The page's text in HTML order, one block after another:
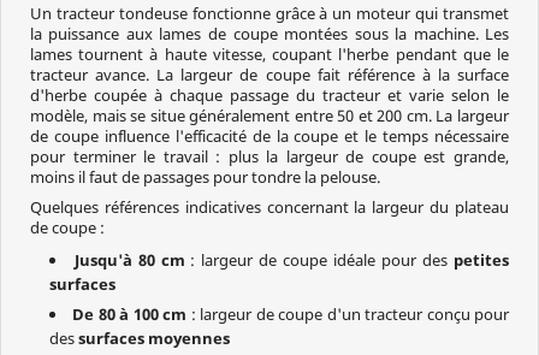
Un tracteur tondeuse fonctionne grâce à un moteur qui transmet
la puissance aux lames de coupe montées sous la machine. Les
lames tournent à haute vitesse, coupant l'herbe pendant que le
tracteur avance. La largeur de coupe fait référence à la surface
d'herbe coupée à chaque passage du tracteur et varie selon le
modèle, mais se situe généralement entre 50 et 200 cm. La largeur
de coupe influence l'efficacité de la coupe et le temps nécessaire
pour terminer le travail : plus la largeur de coupe est grande,
moins il faut de passages pour tondre la pelouse.
Quelques références indicatives concernant la largeur du plateau
de coupe :
Jusqu'à 80 cm : largeur de coupe idéale pour des petites
surfaces
De 80 à 100 cm : largeur de coupe d'un tracteur conçu pour
dessurfaces moyennes